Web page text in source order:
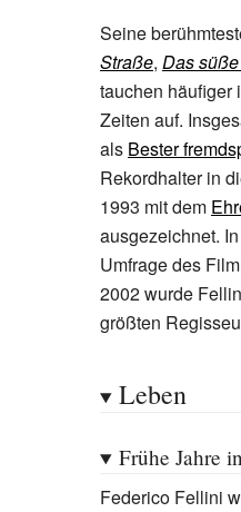
Seine
Straße, Das
tauchen häufiger
Zeiten auf.
als Bester
Rekordhalter in
1993 mit dem
ausgezeichnet.
Umfrage des
2002 wurde
größten
Leben
Frühe Jahre
Federico Fellini